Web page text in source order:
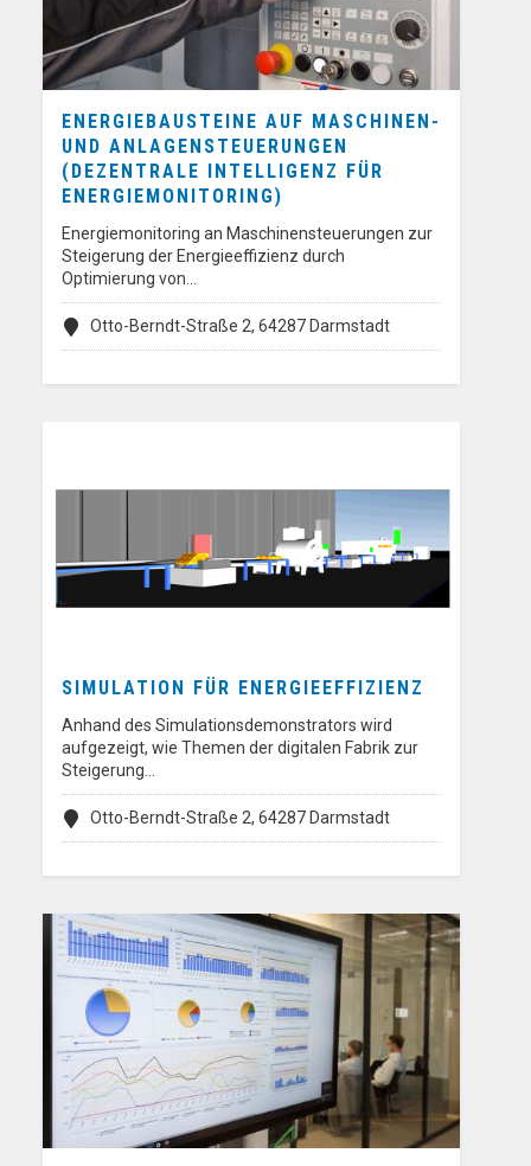
ENERGIEBAUSTEINE AUF MASCHINEN-
UND ANLAGENSTEUERUNGEN
(DEZENTRALE INTELLIGENZ FÜR
ENERGIEMONITORING)
Energiemonitoring an Maschinensteuerungen zur
Steigerung der Energieeffizienz durch
Optimierung von…
Otto-Berndt-Straße 2, 64287 Darmstadt
SIMULATION FÜR ENERGIEEFFIZIENZ
Anhand des Simulationsdemonstrators wird
aufgezeigt, wie Themen der digitalen Fabrik zur
Steigerung…
Otto-Berndt-Straße 2, 64287 Darmstadt